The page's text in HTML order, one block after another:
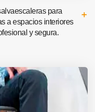
para
a espacios interiores
y segura.